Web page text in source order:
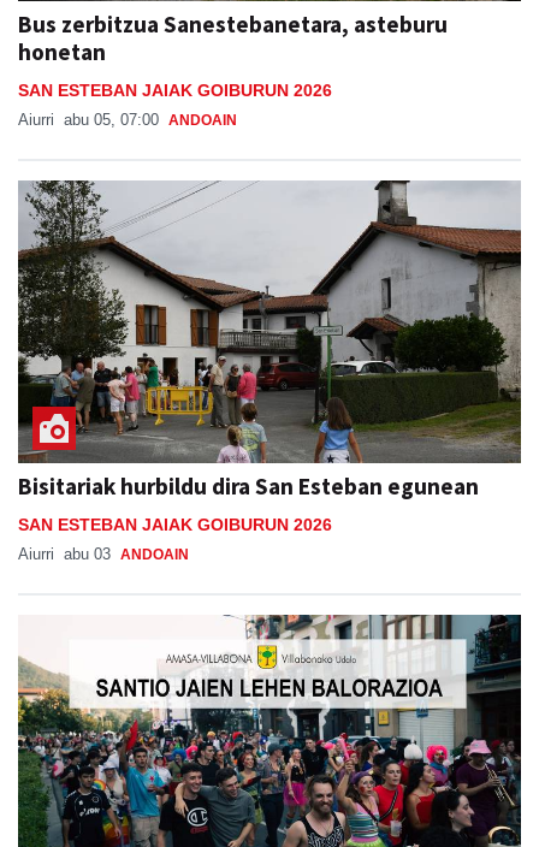
Bus zerbitzua Sanestebanetara, asteburu
honetan
SAN ESTEBAN JAIAK GOIBURUN 2026
Aiurri abu 05, 07:00 ANDOAIN
Bisitariak hurbildu dira San Esteban egunean
SAN ESTEBAN JAIAK GOIBURUN 2026
Aiurri abu 03 ANDOAIN